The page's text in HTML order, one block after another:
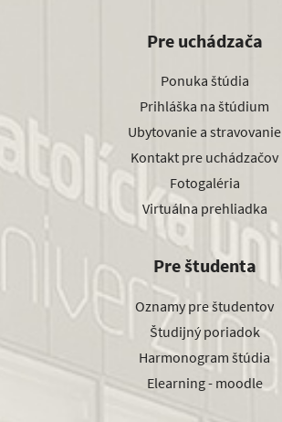
Pre uchádzača
Ponuka štúdia
Prihláška na štúdium
Ubytovanie a stravovanie
Kontakt pre uchádzačov
Fotogaléria
Virtuálna prehliadka
Pre študenta
Oznamy pre študentov
Študijný poriadok
Harmonogram štúdia
Elearning - moodle